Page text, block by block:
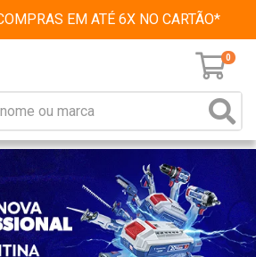
EM ATÉ 6X NO CARTÃO*
0